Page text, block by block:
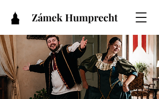
Zámek Humprecht